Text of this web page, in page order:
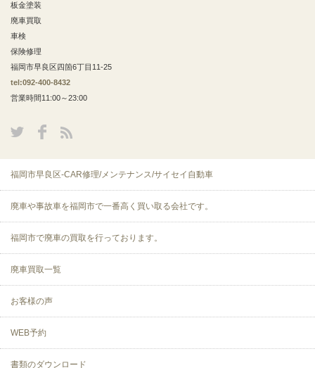
板金塗装
廃車買取
車検
保険修理
福岡市早良区四箇6丁目11-25
tel:092-400-8432
営業時間11:00～23:00
福岡市早良区-CAR修理/メンテナンス/サイセイ自動車
廃車や事故車を福岡市で一番高く買い取る会社です。
福岡市で廃車の買取を行っております。
廃車買取一覧
お客様の声
WEB予約
書類のダウンロード